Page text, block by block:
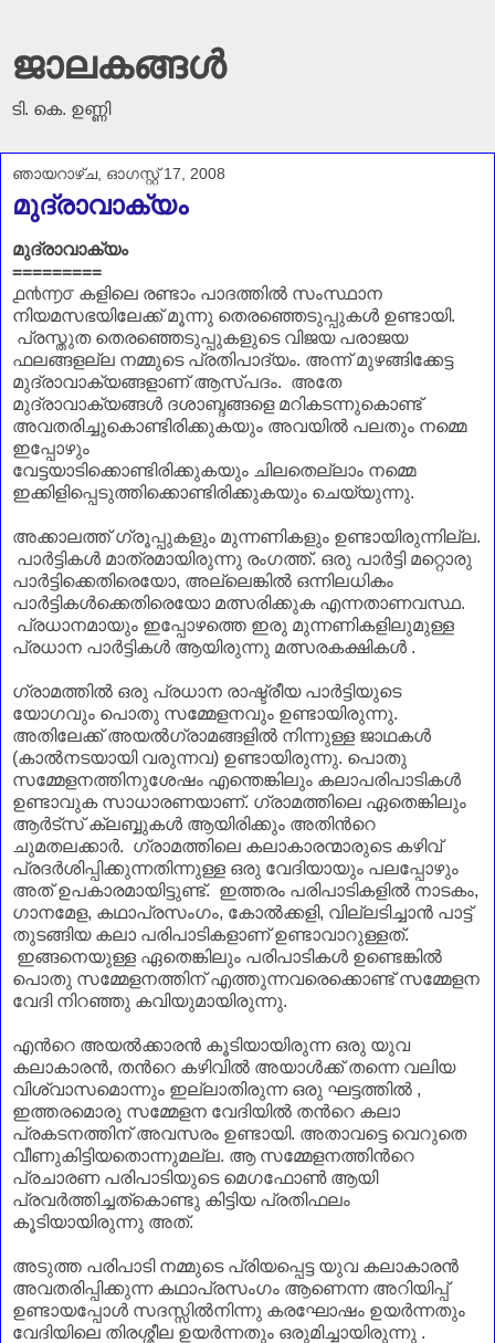
ജാലകങ്ങൾ
ടി. കെ. ഉണ്ണി
ഞായറാഴ്‌ച, ഓഗസ്റ്റ് 17, 2008
മുദ്രാവാക്യം
മുദ്രാവാക്യം
=========
൧൯൬൦ കളിലെ രണ്ടാം പാദത്തില്‍ സംസ്ഥാന
നിയമസഭയിലേക്ക് മൂന്നു തെരഞ്ഞെടുപ്പുകള്‍ ഉണ്ടായി.
പ്രസ്തുത തെരഞ്ഞെടുപ്പുകളുടെ വിജയ പരാജയ
ഫലങ്ങളല്ല നമ്മുടെ പ്രതിപാദ്യം. അന്ന് മുഴങ്ങിക്കേട്ട
മുദ്രാവാക്യങ്ങളാണ് ആസ്പദം. അതേ
മുദ്രാവാക്യങ്ങള്‍ ദശാബ്ദങ്ങളെ മറികടന്നുകൊണ്ട്
അവതരിച്ചുകൊണ്ടിരിക്കുകയും അവയില്‍ പലതും നമ്മെ
ഇപ്പോഴും
വേട്ടയാടിക്കൊണ്ടിരിക്കുകയും ചിലതെല്ലാം നമ്മെ
ഇക്കിളിപ്പെടുത്തിക്കൊണ്ടിരിക്കുകയും ചെയ്യുന്നു.
അക്കാലത്ത് ഗ്രൂപ്പുകളും മുന്നണികളും ഉണ്ടായിരുന്നില്ല.
പാര്‍ട്ടികള്‍ മാത്രമായിരുന്നു രംഗത്ത്. ഒരു പാര്‍ട്ടി മറ്റൊരു
പാര്‍ട്ടിക്കെതിരെയോ, അല്ലെങ്കില്‍ ഒന്നിലധികം
പാര്‍ട്ടികള്‍ക്കെതിരെയോ മത്സരിക്കുക എന്നതാണവസ്ഥ.
പ്രധാനമായും ഇപ്പോഴത്തെ ഇരു മുന്നണികളിലുമുള്ള
പ്രധാന പാര്‍ട്ടികള്‍ ആയിരുന്നു മത്സരകക്ഷികള്‍ .
ഗ്രാമത്തില്‍ ഒരു പ്രധാന രാഷ്ട്രീയ പാര്‍ട്ടിയുടെ
യോഗവും പൊതു സമ്മേളനവും ഉണ്ടായിരുന്നു.
അതിലേക്ക് അയല്‍ഗ്രാമങ്ങളില്‍ നിന്നുള്ള ജാഥകള്‍
(കാല്‍നടയായി വരുന്നവ) ഉണ്ടായിരുന്നു. പൊതു
സമ്മേളനത്തിനുശേഷം എന്തെങ്കിലും കലാപരിപാടികള്‍
ഉണ്ടാവുക സാധാരണയാണ്. ഗ്രാമത്തിലെ ഏതെങ്കിലും
ആര്‍ട്സ് ക്ലബ്ബുകള്‍ ആയിരിക്കും അതിന്‍റെ
ചുമതലക്കാര്‍. ഗ്രാമത്തിലെ കലാകാരന്മാരുടെ കഴിവ്
പ്രദര്‍ശിപ്പിക്കുന്നതിന്നുള്ള ഒരു വേദിയായും പലപ്പോഴും
അത് ഉപകാരമായിട്ടുണ്ട്. ഇത്തരം പരിപാടികളില്‍ നാടകം,
ഗാനമേള, കഥാപ്രസംഗം, കോല്‍ക്കളി, വില്ലടിച്ചാന്‍ പാട്ട്
തുടങ്ങിയ കലാ പരിപാടികളാണ് ഉണ്ടാവാറുള്ളത്.
ഇങ്ങനെയുള്ള ഏതെങ്കിലും പരിപാടികള്‍ ഉണ്ടെങ്കില്‍
പൊതു സമ്മേളനത്തിന്എത്തുന്നവരെക്കൊണ്ട് സമ്മേളന
വേദി നിറഞ്ഞു കവിയുമായിരുന്നു.
എന്‍റെ അയല്‍ക്കാരന്‍ കൂടിയായിരുന്ന ഒരു യുവ
കലാകാരന്‍, തന്‍റെ കഴിവില്‍ അയാള്‍ക്ക്‌തന്നെ വലിയ
വിശ്വാസമൊന്നും ഇല്ലാതിരുന്ന ഒരു ഘട്ടത്തില്‍ ,
ഇത്തരമൊരു സമ്മേളന വേദിയില്‍ തന്‍റെ കലാ
പ്രകടനത്തിന് അവസരം ഉണ്ടായി. അതാവട്ടെ വെറുതെ
വീണുകിട്ടിയതൊന്നുമല്ല. ആ സമ്മേളനത്തിന്‍റെ
പ്രചാരണ പരിപാടിയുടെ മെഗഫോണ്‍ ആയി
പ്രവര്‍ത്തിച്ചത്കൊണ്ടു കിട്ടിയ പ്രതിഫലം
കൂടിയായിരുന്നു അത്.
അടുത്ത പരിപാടി നമ്മുടെ പ്രിയപ്പെട്ട യുവ കലാകാരന്‍
അവതരിപ്പിക്കുന്ന കഥാപ്രസംഗം ആണെന്ന അറിയിപ്പ്
ഉണ്ടായപ്പോള്‍ സദസ്സില്‍നിന്നു കരഘോഷം ഉയര്‍ന്നതും
വേദിയിലെ തിരശ്ശീല ഉയര്‍ന്നതും ഒരുമിച്ചായിരുന്നു .